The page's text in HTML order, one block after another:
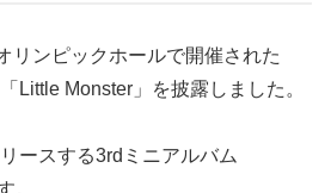
リンピックホールで開催された
Little Monster」を披露しました。
ースする3rdミニアルバム